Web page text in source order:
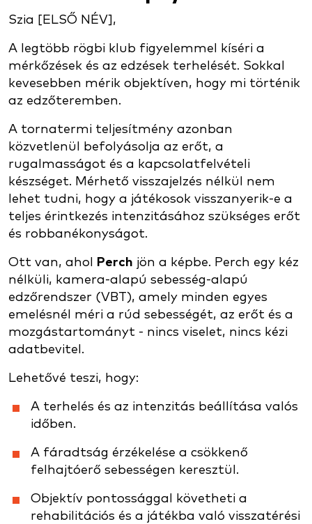
Szia [ELSŐ NÉV],
A legtöbb rögbi klub figyelemmel kíséri a
mérkőzések és az edzések terhelését. Sokkal
kevesebben mérik objektíven, hogy mi történik
az edzőteremben.
A tornatermi teljesítmény azonban
közvetlenül befolyásolja az erőt, a
rugalmasságot és a kapcsolatfelvételi
készséget. Mérhető visszajelzés nélkül nem
lehet tudni, hogy a játékosok visszanyerik-e a
teljes érintkezés intenzitásához szükséges erőt
és robbanékonyságot.
Ott van, ahol Perch jön a képbe. Perch egy kéz
nélküli, kamera-alapú sebesség-alapú
edzőrendszer (VBT), amely minden egyes
emelésnél méri a rúd sebességét, az erőt és a
mozgástartományt - nincs viselet, nincs kézi
adatbevitel.
Lehetővé teszi, hogy:
A terhelés és az intenzitás beállítása valós
időben.
A fáradtság érzékelése a csökkenő
felhajtóerő sebességen keresztül.
Objektív pontossággal követheti a
rehabilitációs és a játékba való visszatérési